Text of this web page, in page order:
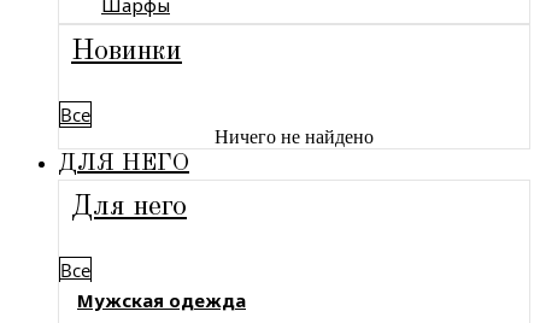
Шарфы
Новинки
Все
Ничего не найдено
ДЛЯ НЕГО
Для него
Все
Мужская одежда